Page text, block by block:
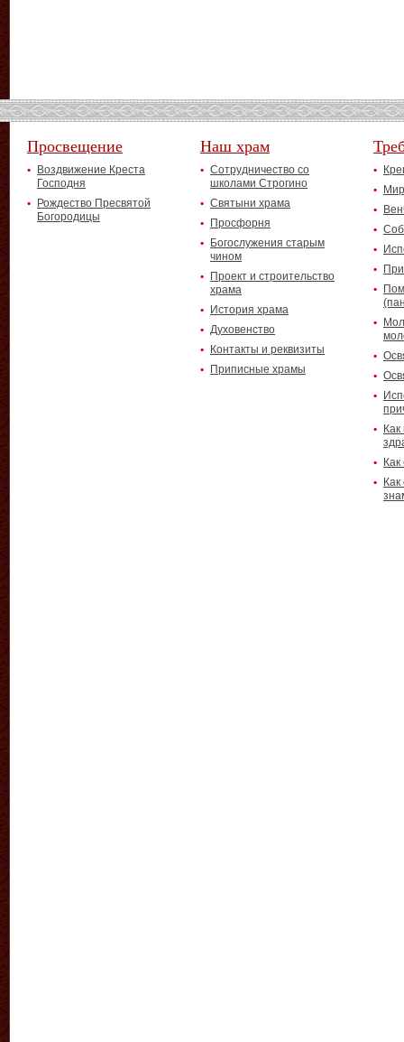
Просвещение
Воздвижение Креста
Господня
Рождество Пресвятой
Богородицы
Наш храм
Сотрудничество со
школами Строгино
Святыни храма
Просфорня
Богослужения старым
чином
Проект и строительство
храма
История храма
Духовенство
Контакты и реквизиты
Приписные храмы
Как